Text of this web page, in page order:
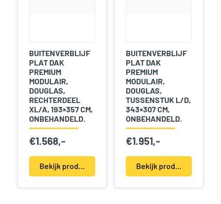
BUITENVERBLIJF
PLAT DAK
PREMIUM
MODULAIR,
DOUGLAS,
RECHTERDEEL
XL/A, 193×357 CM,
ONBEHANDELD.
€1.568,-
Bekijk product(en)
BUITENVERBLIJF
PLAT DAK
PREMIUM
MODULAIR,
DOUGLAS,
TUSSENSTUK L/D,
343×307 CM,
ONBEHANDELD.
€1.951,-
Bekijk product(en)